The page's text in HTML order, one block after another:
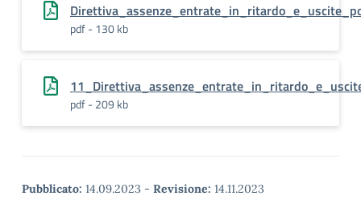
pdf - 130 kb
pdf - 209 kb
Pubblicato: 14.09.2023 - Revisione: 14.11.2023